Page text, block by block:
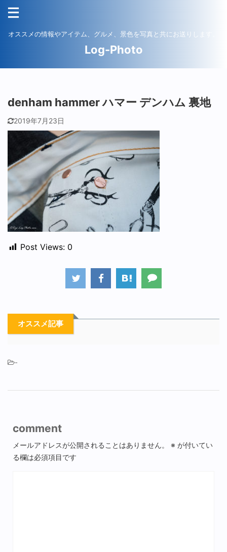
オススメの情報やアイテム、グルメ、景色を写真と共にお送りします。
Log-Photo
denham hammer ハマー デンハム 裏地
2019年7月23日
Post Views: 0
オススメ記事
-
comment
メールアドレスが公開されることはありません。 ※ が付いてい
る欄は必須項目です